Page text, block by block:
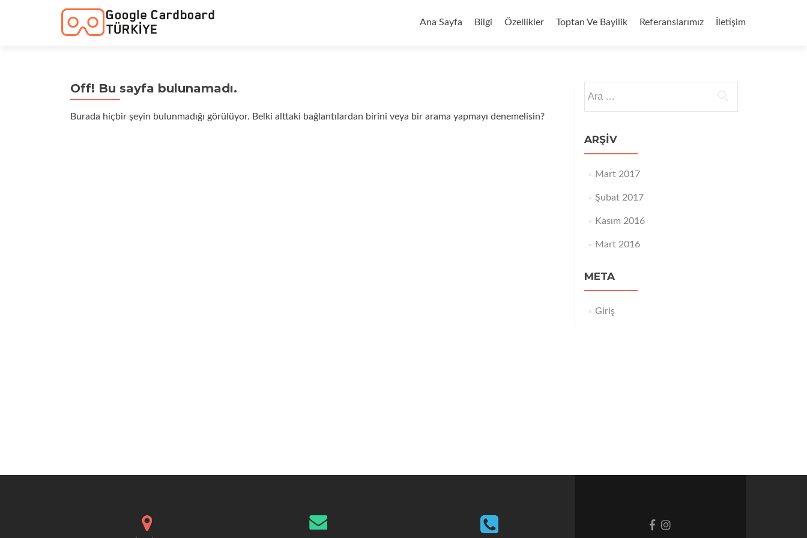
Ana Sayfa
Bilgi Özellikler Toptan Ve Bayilik Referanslarımız İletişim
Off! Bu sayfa bulunamadı.
Burada hiçbir şeyin bulunmadığı görülüyor. Belki alttaki bağlantılardan birini veya bir arama yapmayı denemelisin?
ARŞIV
Mart 2017
Şubat 2017
Kasım 2016
Mart 2016
META
Giriş
Facebook
Instagram